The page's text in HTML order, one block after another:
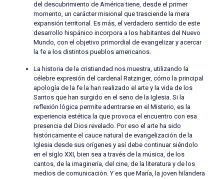
del descubrimiento de América tiene, desde el primer
momento, un carácter misional que trasciende la mera
expansión territorial. Es más, el verdadero sentido de este
desarrollo hispánico incorpora a los habitantes del Nuevo
Mundo, con el objetivo primordial de evangelizar y acercar
la fe a los distintos pueblos americanos.
La historia de la cristiandad nos muestra, utilizando la
célebre expresión del cardenal Ratzinger, cómo la principal
apología de la fe la han realizado el arte y la vida de los
Santos que han surgido en el seno de la Iglesia. Si la
reflexión lógica permite adentrarse en el Misterio, es la
experiencia estética la que provoca el encuentro con esa
presencia del Dios revelado. Por eso el arte ha sido
históricamente el cauce natural de evangelización de la
Iglesia desde sus orígenes y así debe continuar siéndolo
en el siglo XXI, bien sea a través de la música, de los
cantos, de la imaginería, del cine, de la literatura y de los
medios de comunicación. Y es que María, la joven hilandera